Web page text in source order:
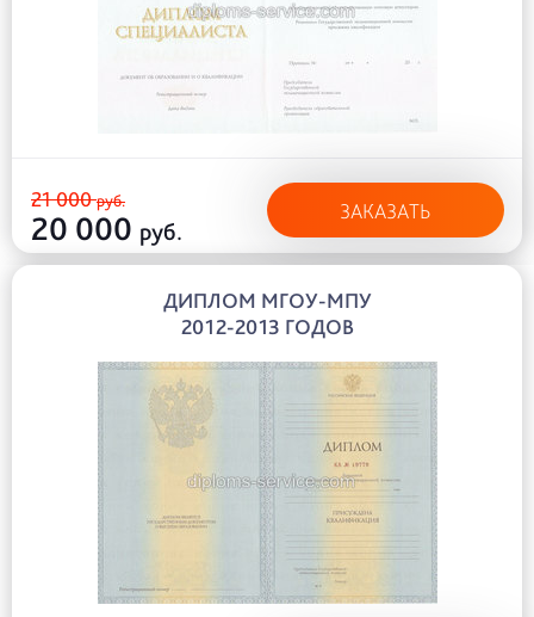
21 000руб.
20 000 руб.
ЗАКАЗАТЬ
ДИПЛОМ МГОУ-МПУ
2012-2013 ГОДОВ